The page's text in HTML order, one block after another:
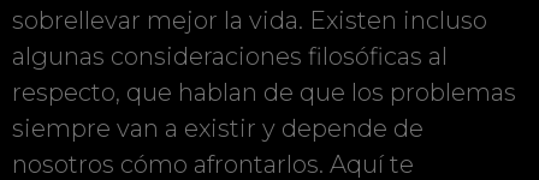
sobrellevar mejor la vida. Existen incluso
algunas consideraciones filosóficas al
respecto, que hablan de que los problemas
siempre van a existir y depende de
nosotros cómo afrontarlos. Aquí te